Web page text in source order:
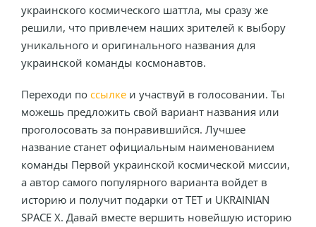
украинского космического шаттла, мы сразу же
решили, что привлечем наших зрителей к выбору
уникального и оригинального названия для
украинской команды космонавтов.
Переходи по ссылке и участвуй в голосовании. Ты
можешь предложить свой вариант названия или
проголосовать за понравившийся. Лучшее
название станет официальным наименованием
команды Первой украинской космической миссии,
а автор самого популярного варианта войдет в
историю и получит подарки от ТЕТ и UKRAINIAN
SPACE Х. Давай вместе вершить новейшую историю